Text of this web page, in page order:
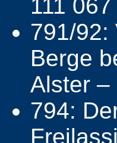
111
791/92:
Berge
Alster –
794: